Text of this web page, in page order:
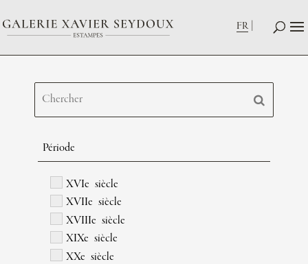
FR
Période
XVIe siècle
XVIIe siècle
XVIIIe siècle
XIXe siècle
XXe siècle